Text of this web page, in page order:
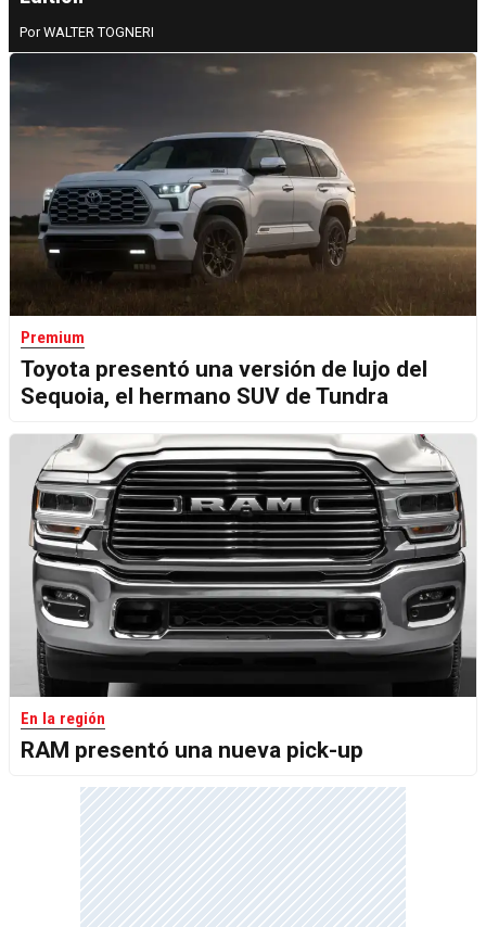
WALTER TOGNERI
Premium
Toyota presentó una versión de lujo del
Sequoia, el hermano SUV de Tundra
En la región
RAM presentó una nueva pick-up